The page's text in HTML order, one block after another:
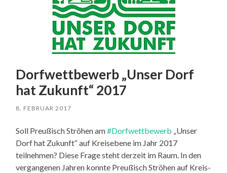
Dorfwettbewerb „Unser Dorf
hat Zukunft“ 2017
8. FEBRUAR 2017
Soll Preußisch Ströhen am#Dorfwettbewerb „Unser
Dorf hat Zukunft“ auf Kreisebene im Jahr 2017
teilnehmen? Diese Frage steht derzeit im Raum. In den
vergangenen Jahren konnte Preußisch Ströhen auf Kreis-